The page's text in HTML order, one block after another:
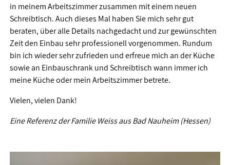
in meinem Arbeitszimmer zusammen mit einem neuen
Schreibtisch. Auch dieses Mal haben Sie mich sehr gut
beraten, über alle Details nachgedacht und zur gewünschten
Zeit den Einbau sehr professionell vorgenommen. Rundum
bin ich wieder sehr zufrieden und erfreue mich an der Küche
sowie an Einbauschrank und Schreibtisch wann immer ich
meine Küche oder mein Arbeitszimmer betrete.
Vielen, vielen Dank!
Eine Referenz der Familie Weiss aus Bad Nauheim (Hessen)